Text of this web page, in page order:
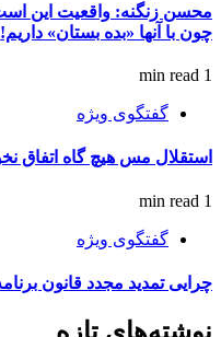
محسن زنگنه: واقعیت این است
چون با آنها «بده بستان» داریم!
1 min read
گفتگوی ویژه
استقلال مس هیچ گاه اتفاق
1 min read
گفتگوی ویژه
چرایی تمدید مجدد قانون